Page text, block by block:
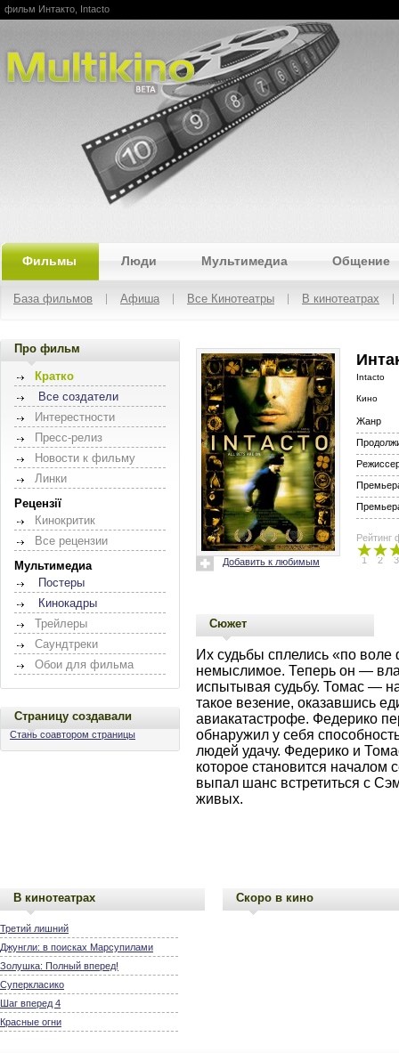
Multikino
фильм Интакто, Intacto
Фильмы Люди Мультимедиа Общение
База фильмов Афиша Все Кинотеатры В кинотеатрах
Про фильм
Кратко
Все создатели
Интерестности
Пресс-релиз
Новости к фильму
Линки
Рецензії
Кинокритик
Все рецензии
Мультимедиа
Постеры
Кинокадры
Трейлеры
Саундтреки
Обои для фильма
Страницу создавали
Стань соавтором страницы
Добавить к любимым
Intacto
Кино
Жанр
Рейтинг
1 2 3
Сюжет
Их судьбы сплелись «по
немыслимое. Теперь он —
испытывая судьбу. Томас —
такое везение, оказавшись
авиакатастрофе. Федерико
обнаружил у себя
людей удачу. Федерико и
которое становится
выпал шанс встретиться с
живых.
В кинотеатрах
Третий лишний
Джунгли: в поисках Марсупилами
Золушка: Полный вперед!
Суперкласико
Шаг вперед 4
Красные огни
Скоро в кино